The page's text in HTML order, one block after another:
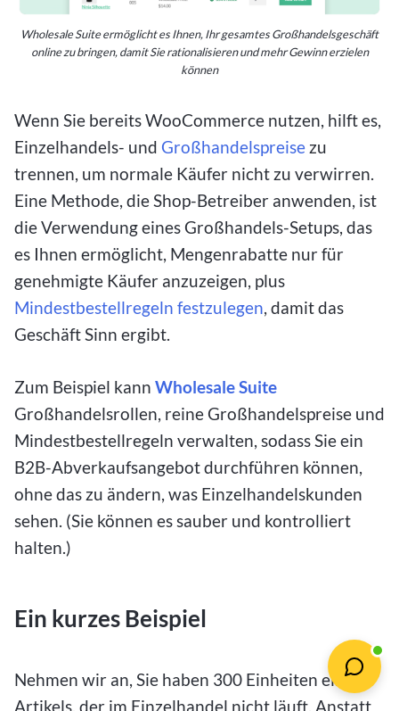
Wholesale Suite ermöglicht es Ihnen, Ihr gesamtes Großhandelsgeschäft
online zu bringen, damit Sie rationalisieren und mehr Gewinn erzielen
können
Wenn Sie bereits WooCommerce nutzen, hilft es,
Einzelhandels- und Großhandelspreise zu
trennen, um normale Käufer nicht zu verwirren.
Eine Methode, die Shop-Betreiber anwenden, ist
die Verwendung eines Großhandels-Setups, das
es Ihnen ermöglicht, Mengenrabatte nur für
genehmigte Käufer anzuzeigen, plus
Mindestbestellregeln festzulegen, damit das
Geschäft Sinn ergibt.
Zum Beispiel kann Wholesale Suite
Großhandelsrollen, reine Großhandelspreise und
Mindestbestellregeln verwalten, sodass Sie ein
B2B-Abverkaufsangebot durchführen können,
ohne das zu ändern, was Einzelhandelskunden
sehen. (Sie können es sauber und kontrolliert
halten.)
Ein kurzes Beispiel
Nehmen wir an, Sie haben 300 Einheiten eines
Artikels, der im Einzelhandel nicht läuft. Anstatt